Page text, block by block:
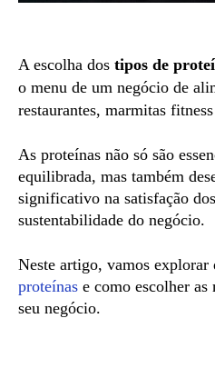
A escolha dos tipos de
o menu de um negócio de
restaurantes, marmitas
As proteínas não só são
equilibrada, mas também
significativo na satisfação
sustentabilidade do negócio.
Neste artigo, vamos explorar
proteínas e como escolher as
seu negócio.